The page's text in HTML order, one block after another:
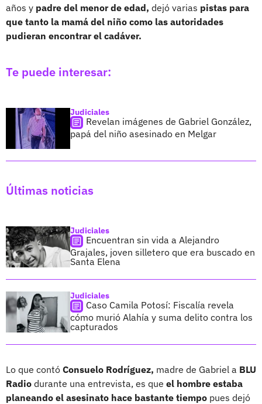
años y padre del menor de edad, dejó varias pistas para
que tanto la mamá del niño como las autoridades
pudieran encontrar el cadáver.
Te puede interesar:
Judiciales
Revelan imágenes de Gabriel González,
papá del niño asesinado en Melgar
Últimas noticias
Judiciales
Encuentran sin vida a Alejandro
Grajales, joven silletero que era buscado en
Santa Elena
Judiciales
Caso Camila Potosí: Fiscalía revela
cómo murió Alahía y suma delito contra los
capturados
Lo que contó Consuelo Rodríguez, madre de Gabriel a BLU
Radio durante una entrevista, es que el hombre estaba
planeando el asesinato hace bastante tiempo pues dejó